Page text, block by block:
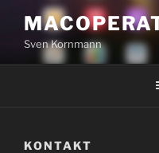
Inhalt
springenSven Kornmann
KONTAKT